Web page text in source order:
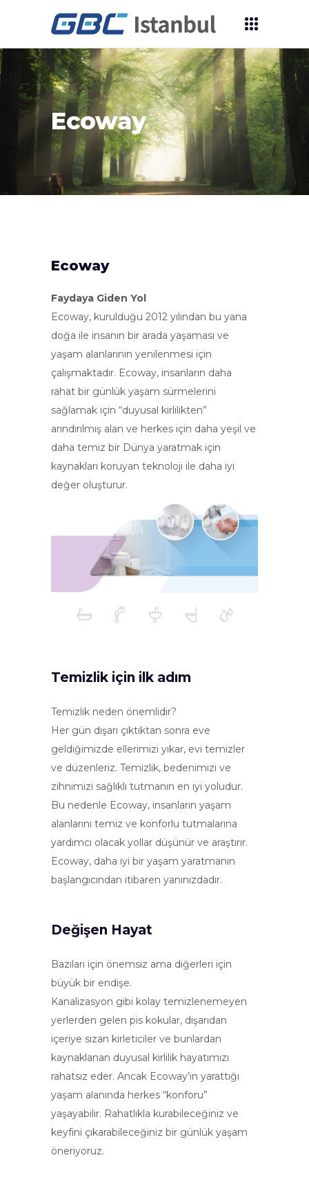
Ecoway
Ecoway
Faydaya Giden Yol
Ecoway, kurulduğu 2012 yılından bu yana
doğa ile insanın bir arada yaşaması ve
yaşam alanlarının yenilenmesi için
çalışmaktadır. Ecoway, insanların daha
rahat bir günlük yaşam sürmelerini
sağlamak için “duyusal kirlilikten”
arındırılmış alan ve herkes için daha yeşil ve
daha temiz bir Dünya yaratmak için
kaynakları koruyan teknoloji ile daha iyi
değer oluşturur.
Temizlik için ilk adım
Temizlik neden önemlidir?
Her gün dışarı çıktıktan sonra eve
geldiğimizde ellerimizi yıkar, evi temizler
ve düzenleriz. Temizlik, bedenimizi ve
zihnimizi sağlıklı tutmanın en iyi yoludur.
Bu nedenle Ecoway, insanların yaşam
alanlarını temiz ve konforlu tutmalarına
yardımcı olacak yollar düşünür ve araştırır.
Ecoway, daha iyi bir yaşam yaratmanın
başlangıcından itibaren yanınızdadır.
Değişen Hayat
Bazıları için önemsiz ama diğerleri için
büyük bir endişe.
Kanalizasyon gibi kolay temizlenemeyen
yerlerden gelen pis kokular, dışarıdan
içeriye sızan kirleticiler ve bunlardan
kaynaklanan duyusal kirlilik hayatımızı
rahatsız eder. Ancak Ecoway’in yarattığı
yaşam alanında herkes “konforu”
yaşayabilir. Rahatlıkla kurabileceğiniz ve
keyfini çıkarabileceğiniz bir günlük yaşam
öneriyoruz.